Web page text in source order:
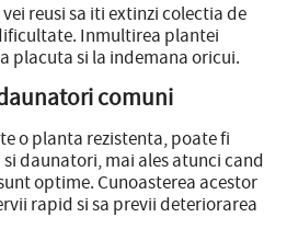
reusi sa iti extinzi colectia de
Inmultirea plantei
placuta si la indemana oricui.
comuni
o planta rezistenta, poate fi
daunatori, mai ales atunci cand
optime. Cunoasterea acestor
rapid si sa previi deteriorarea